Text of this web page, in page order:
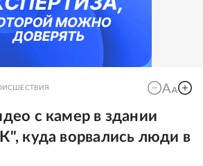
с камер в здании
куда ворвались люди в